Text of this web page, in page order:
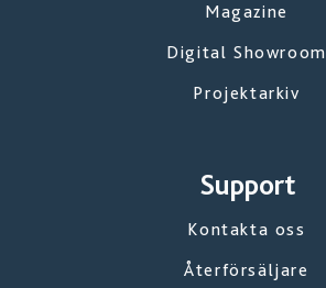
Magazine
Digital Showroom
Projektarkiv
Support
Kontakta oss
Återförsäljare